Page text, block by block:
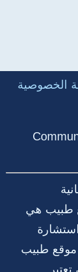
الخصوصية
طبيب هي
موقع طبيب